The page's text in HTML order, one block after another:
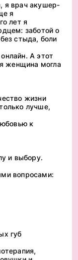
я врач акушер-
я
лет я
заботой о
стыда, боли
А этот
женщина могла
жизни
лучше,
к
и выбору.
вопросами:
губ